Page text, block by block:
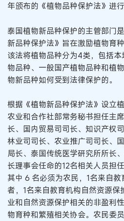
年颁布的《植物品种保护法》进行
泰国植物新品种保护的主管部门
新品种保护法》旨在激励植物育
该法将植物品种分为4类，包括
物品种、一般国产植物品种和植
物新品种如何受到法律保护的。
根据《植物新品种保护法》设立
农业和合作社部常务秘书担任主
长、国内贸易司司长、知识产权
林业司司长、农业推广司司长、
局长、泰国传统医学研究所所长
长理事会任命的12名相关人员担
其中 6 名必须为农民，1名来自
者，1名来自教育机构自然资源
业和自然资源保护相关的非盈利
物育种和繁殖相关协会。农民委